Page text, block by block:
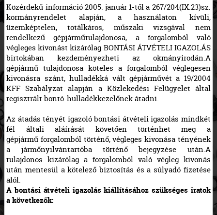
Közérdekű információ 2005. január 1-től a 267/204(IX.23)sz.
kormányrendelet alapján, a használaton kívüli,
üzemképtelen, totálkáros, műszaki vizsgával nem
rendelkezű gépjárműtulajdonosa, a forgalomból való
végleges kivonást kizárólag BONTÁSI ÁTVÉTELI IGAZOLÁS
birtokában kezdeményezheti az okmányirodán.A
gépjármű tulajdonosa köteles a forgalomból véglegesen
kivonásra szánt, hulladékká vált gépjárművét a 19/2004
KFF Szabályzat alapján a Közlekedési Felügyelet által
regisztrált bontó-hulladékkezelőnek átadni.
Az átadás tényét igazoló bontási átvételi igazolás mindkét
fél általi aláírását követően történhet meg a
gépjármű forgalomból történő, végleges kivonása tényének
a jármőnyilvántartóba történő bejegyzése után.A
tulajdonos kizárólag a forgalomból való végleg kivonás
után mentesül a kötelező biztosítás és a súlyadó fizetése
alól.
A bontási átvételi igazolás kiállításához szükséges iratok
a következők: